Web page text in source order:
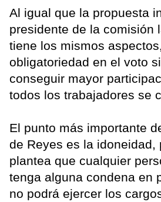
Al igual que la propuesta
presidente de la comisión
tiene los mismos
obligatoriedad en el voto
conseguir mayor
todos los trabajadores se
El punto más importante
de Reyes es la idoneidad,
plantea que cualquier
tenga alguna condena en
no podrá ejercer los